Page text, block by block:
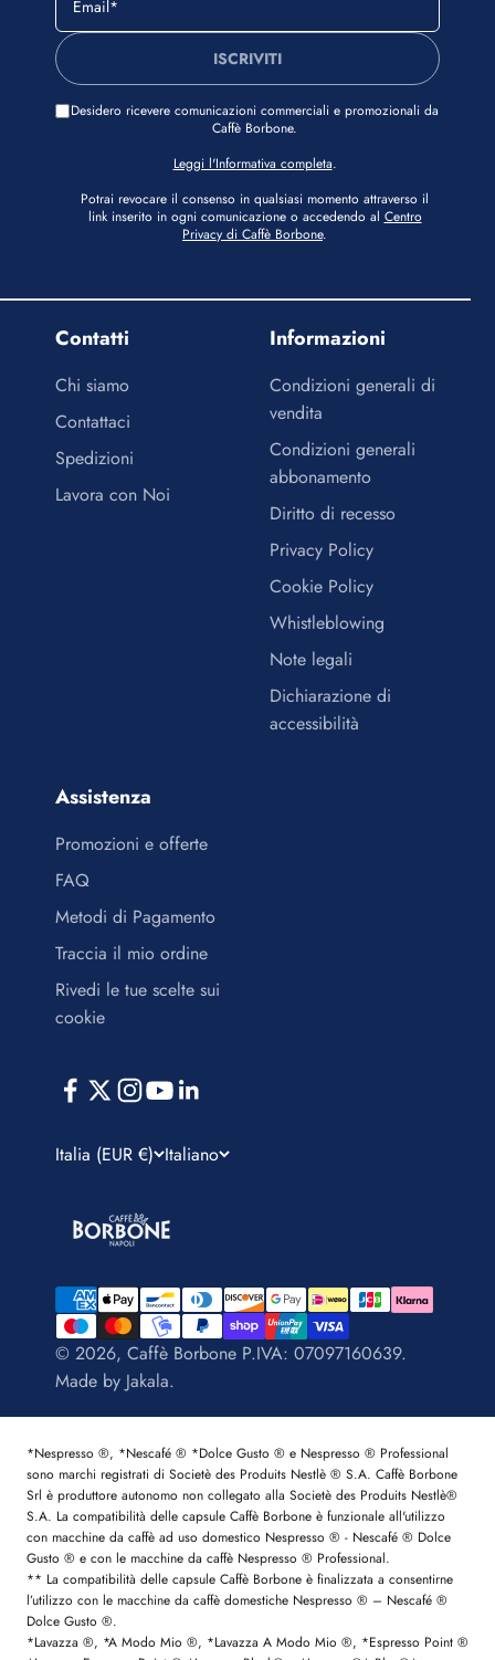
ISCRIVITI
Desidero ricevere comunicazioni commerciali e promozionali da
Caffè Borbone.
Leggi l'Informativa completa.
Potrai revocare il consenso in qualsiasi momento attraverso il
link inserito in ogni comunicazione o accedendo al Centro
Privacy di Caffè Borbone.
Contatti
Chi siamo
Contattaci
Spedizioni
Lavora con Noi
Informazioni
Condizioni generali di
vendita
Condizioni generali
abbonamento
Diritto di recesso
Privacy Policy
Cookie Policy
Whistleblowing
Note legali
Dichiarazione di
accessibilità
Assistenza
Promozioni e offerte
FAQ
Metodi di Pagamento
Traccia il mio ordine
Rivedi le tue scelte sui
cookie
Italia (EUR €) Italiano
© 2026, Caffè Borbone P.IVA: 07097160639.
Made by Jakala.
*Nespresso ®, *Nescafé ® *Dolce Gusto ® e Nespresso ® Professional
sono marchi registrati di Societè des Produits Nestlè ® S.A. Caffè Borbone
Srl è produttore autonomo non collegato alla Societè des Produits Nestlè®
S.A. La compatibilità delle capsule Caffè Borbone è funzionale all'utilizzo
con macchine da caffè ad uso domestico Nespresso ® - Nescafé ® Dolce
Gusto ® e con le macchine da caffè Nespresso ® Professional.
** La compatibilità delle capsule Caffè Borbone è finalizzata a consentirne
l’utilizzo con le macchine da caffè domestiche Nespresso ® – Nescafé ®
Dolce Gusto ®.
*Lavazza ®, *A Modo Mio ®, *Lavazza A Modo Mio ®, *Espresso Point ®